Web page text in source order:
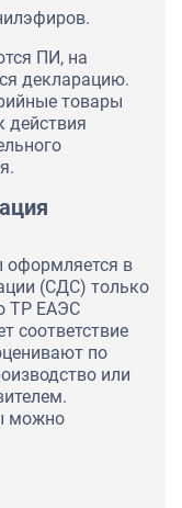
ПИ, на
декларацию.
товары
действия
оформляется в
(СДС) только
ТР ЕАЭС
соответствие
по
или
можно